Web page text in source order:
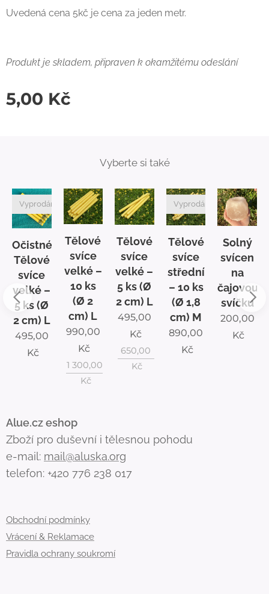
Uvedená cena 5kč je cena za jeden metr.
Produkt je skladem, připraven k okamžitému odeslání
5,00 Kč
Vyberte si také
Očistné
Tělové
svíce
velké –
5 ks (Ø
2 cm) L
Vyprodáno
495,00
Kč
Tělové
svíce
velké –
10 ks
(Ø 2
cm) L
990,00
Kč
1 300,00
Kč
Tělové
svíce
velké –
5 ks (Ø
2 cm) L
495,00
Kč
650,00
Kč
Tělové
svíce
střední
– 10 ks
(Ø 1,8
cm) M
Vyprodáno
890,00
Kč
Solný
svícen
na
čajovou
svíčku
200,00
Kč
Alue.cz eshop
Zboží pro duševní i tělesnou pohodu
e-mail: mail@aluska.org
telefon: +420 776 238 017
Obchodní podmínky
Vrácení & Reklamace
Pravidla ochrany soukromí